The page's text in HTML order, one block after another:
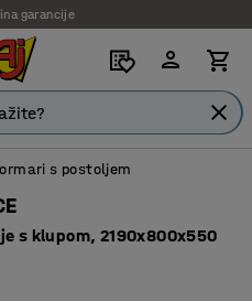
garancije
s postoljem
s klupom, 2190x800x550